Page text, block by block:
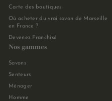
Carte des boutiques
Où acheter du vrai savon de Marseille
en France ?
Devenez Franchisé
Nos gammes
Savons
Senteurs
Ménager
Homme